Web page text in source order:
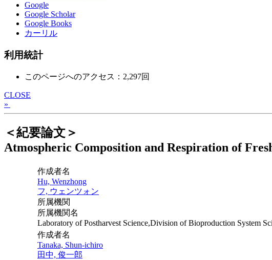
Google
Google Scholar
Google Books
カーリル
利用統計
このページへのアクセス：2,297回
CLOSE
»
＜紀要論文＞
Atmospheric Composition and Respiration of
作成者名
Hu, Wenzhong
フ, ウェンツォン
所属機関
所属機関名
Laboratory of Postharvest Science,Division of Bioproduction System
作成者名
Tanaka, Shun-ichiro
田中, 俊一郎